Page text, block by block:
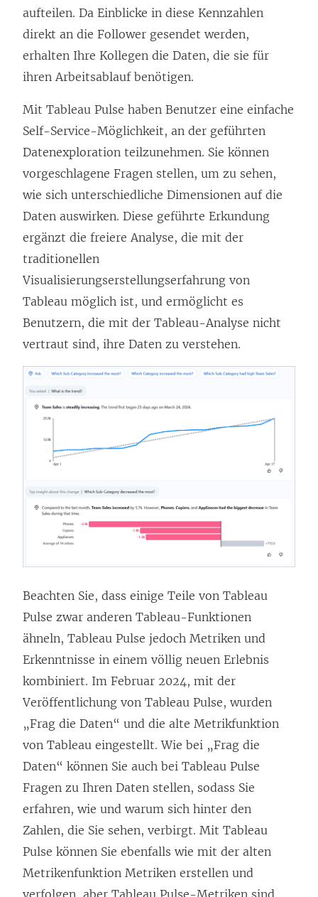
aufteilen. Da Einblicke in diese Kennzahlen
direkt an die Follower gesendet werden,
erhalten Ihre Kollegen die Daten, die sie für
ihren Arbeitsablauf benötigen.
Mit Tableau Pulse haben Benutzer eine einfache
Self-Service-Möglichkeit, an der geführten
Datenexploration teilzunehmen. Sie können
vorgeschlagene Fragen stellen, um zu sehen,
wie sich unterschiedliche Dimensionen auf die
Daten auswirken. Diese geführte Erkundung
ergänzt die freiere Analyse, die mit der
traditionellen
Visualisierungserstellungserfahrung von
Tableau möglich ist, und ermöglicht es
Benutzern, die mit der Tableau-Analyse nicht
vertraut sind, ihre Daten zu verstehen.
Beachten Sie, dass einige Teile von Tableau
Pulse zwar anderen Tableau-Funktionen
ähneln, Tableau Pulse jedoch Metriken und
Erkenntnisse in einem völlig neuen Erlebnis
kombiniert. Im Februar 2024, mit der
Veröffentlichung von Tableau Pulse, wurden
„Frag die Daten“ und die alte Metrikfunktion
von Tableau eingestellt. Wie bei „Frag die
Daten“ können Sie auch bei Tableau Pulse
Fragen zu Ihren Daten stellen, sodass Sie
erfahren, wie und warum sich hinter den
Zahlen, die Sie sehen, verbirgt. Mit Tableau
Pulse können Sie ebenfalls wie mit der alten
Metrikenfunktion Metriken erstellen und